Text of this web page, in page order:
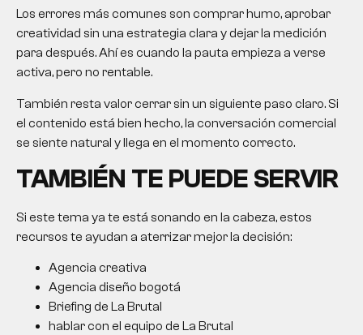
Los errores más comunes son comprar humo, aprobar
creatividad sin una estrategia clara y dejar la medición
para después. Ahí es cuando la pauta empieza a verse
activa, pero no rentable.
También resta valor cerrar sin un siguiente paso claro. Si
el contenido está bien hecho, la conversación comercial
se siente natural y llega en el momento correcto.
TAMBIÉN TE PUEDE SERVIR
Si este tema ya te está sonando en la cabeza, estos
recursos te ayudan a aterrizar mejor la decisión:
Agencia creativa
Agencia diseño bogotá
Briefing de La Brutal
hablar con el equipo de La Brutal